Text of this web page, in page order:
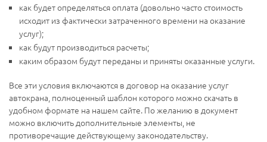
как будет определяться оплата (довольно часто стоимость
исходит из фактически затраченного времени на оказание
услуг);
как будут производиться расчеты;
каким образом будут переданы и приняты оказанные услуги.
Все эти условия включаются в договор на оказание услуг
автокрана, полноценный шаблон которого можно скачать в
удобном формате на нашем сайте. По желанию в документ
можно включить дополнительные элементы, не
противоречащие действующему законодательству.